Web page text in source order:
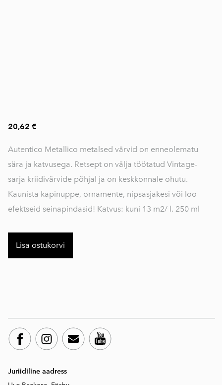
20,62 €
Autentico Metallico metalsed värvid on enneolematu
sära ja katvusega. Retsept on välja töötatud Vintage-
sarja kriidivärvide põhjal ja on keskkonnale ohutu.
Kaunista kapinuppe, ornamente, nipsasjakesi või loo
efektseid seinapindasid! Katvus: kuni 13 m2/ l. 250 ml
Lisa ostukorvi
Juriidiline aadress